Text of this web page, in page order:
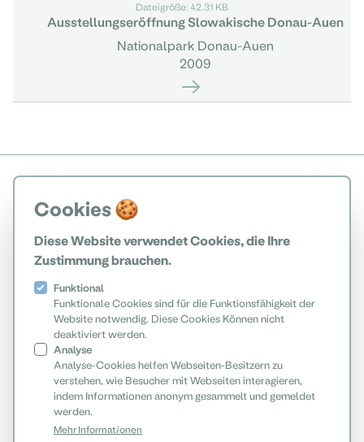
Cookies 🍪
Diese Website verwendet Cookies, die Ihre
Zustimmung brauchen.
Funktional
Funktionale Cookies sind für die Funktionsfähigkeit der
Website notwendig. Diese Cookies Können nicht
deaktiviert werden.
Analyse
Analyse-Cookies helfen Webseiten-Besitzern zu
verstehen, wie Besucher mit Webseiten interagieren,
indem Informationen anonym gesammelt und gemeldet
werden.
Mehr Informationen
Dateigröße: 42.31 KB
Ausstellungseröffnung Slowakische Donau-Auen
Nationalpark Donau-Auen
2009